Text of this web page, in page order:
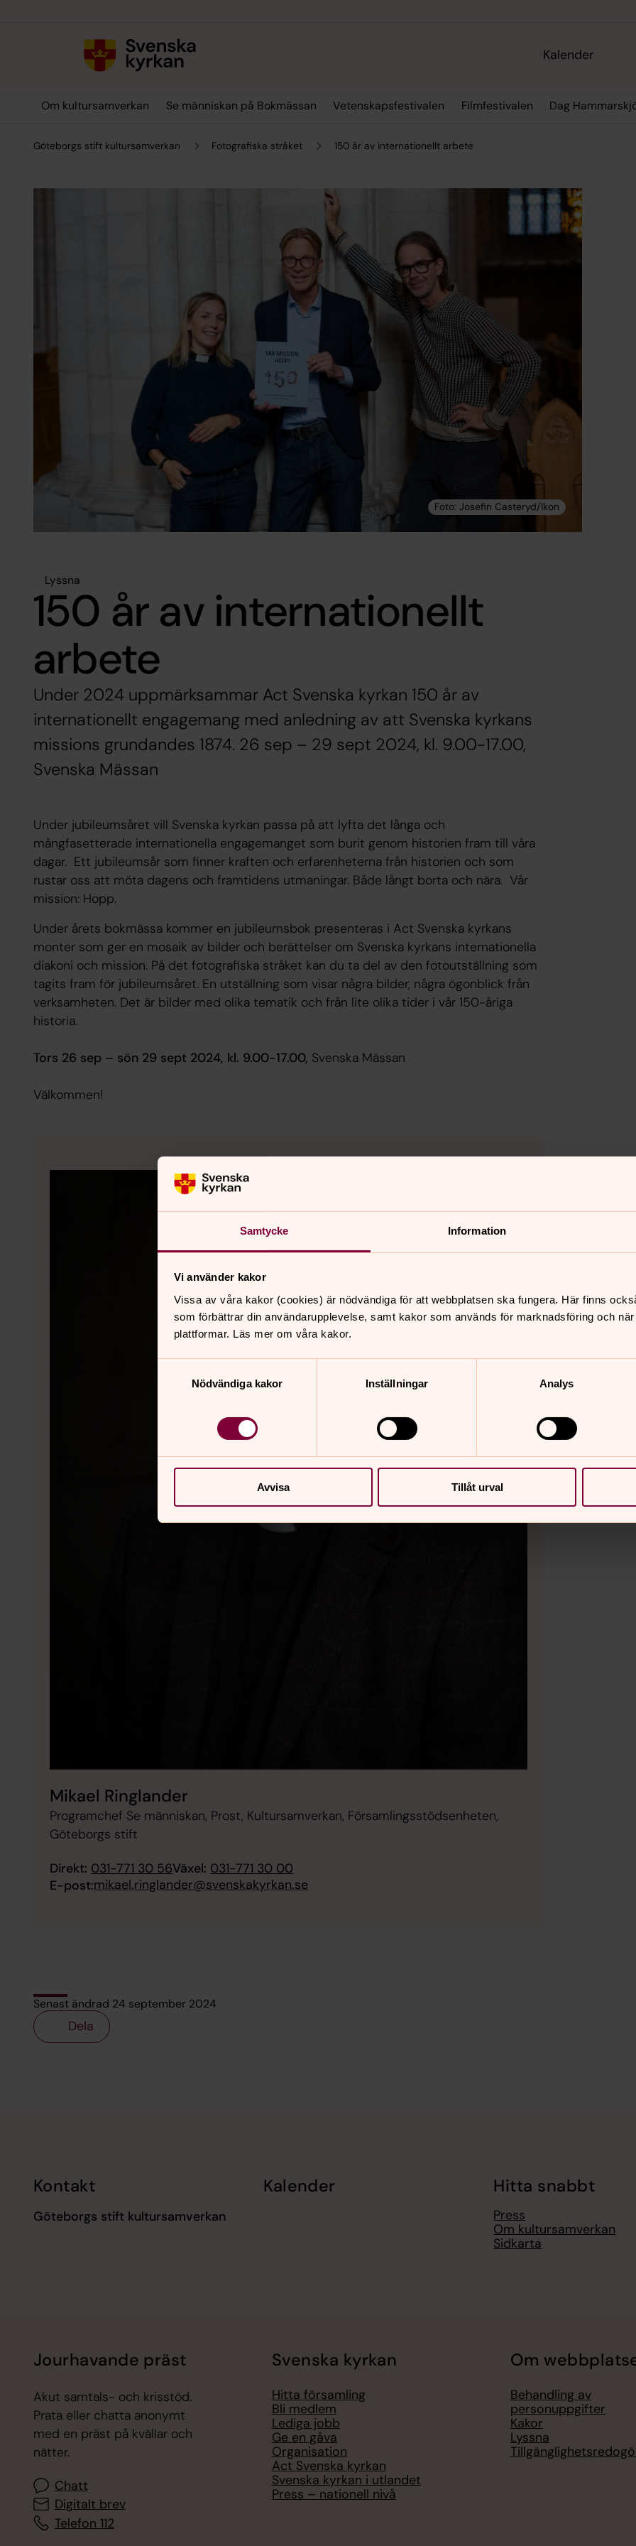
Samtycke Information
Vi använder kakor
Vissa av våra kakor (cookies) är nödvändiga för att webbplatsen ska fungera. Här finns
som förbättrar din användarupplevelse, samt kakor som används för marknadsföring och
plattformar. Läs mer om våra kakor.
Nödvändiga kakor
Inställningar Analys
Avvisa Tillåt urval
Kalender
Om kultursamverkan Se människan på Bokmässan Vetenskapsfestivalen Filmfestivalen Dag
Göteborgs stift kultursamverkan Fotografiska stråket 150 år av internationellt arbete
Lyssna
150 år av internationellt
arbete
Under 2024 uppmärksammar Act Svenska kyrkan 150 år av
internationellt engagemang med anledning av att Svenska kyrkans
missions grundandes 1874. 26 sep – 29 sept 2024, kl. 9.00-17.00,
Svenska Mässan
Under jubileumsåret vill Svenska kyrkan passa på att lyfta det långa och
mångfasetterade internationella engagemanget som burit genom historien fram till våra
dagar. Ett jubileumsår som finner kraften och erfarenheterna från historien och som
rustar oss att möta dagens och framtidens utmaningar. Både långt borta och nära. Vår
mission: Hopp.
Under årets bokmässa kommer en jubileumsbok presenteras i Act Svenska kyrkans
monter som ger en mosaik av bilder och berättelser om Svenska kyrkans internationella
diakoni och mission. På det fotografiska stråket kan du ta del av den fotoutställning som
tagits fram för jubileumsåret. En utställning som visar några bilder, några ögonblick från
verksamheten. Det är bilder med olika tematik och från lite olika tider i vår 150-åriga
historia.
Tors 26 sep – sön 29 sept 2024, kl. 9.00-17.00, Svenska Mässan
Välkommen!
Mikael Ringlander
Programchef Se människan, Prost, Kultursamverkan, Församlingsstödsenheten,
Göteborgs stift
Direkt: 031-771 30 56Växel: 031-771 30 00
E-post:mikael.ringlander@svenskakyrkan.se
Senast ändrad 24 september 2024
Dela
Kontakt
Göteborgs stift kultursamverkan
Kalender Hitta snabbt
Press
Om kultursamverkan
Sidkarta
Jourhavande präst
Akut samtals- och krisstöd.
Prata eller chatta anonymt
med en präst på kvällar och
nätter.
Chatt
Digitalt brev
Telefon 112
Svenska kyrkan
Hitta församling
Bli medlem
Lediga jobb
Ge en gåva
Organisation
Act Svenska kyrkan
Svenska kyrkan i utlandet
Press – nationell nivå
Om
Behandling av
personuppgifter
Kakor
Lyssna